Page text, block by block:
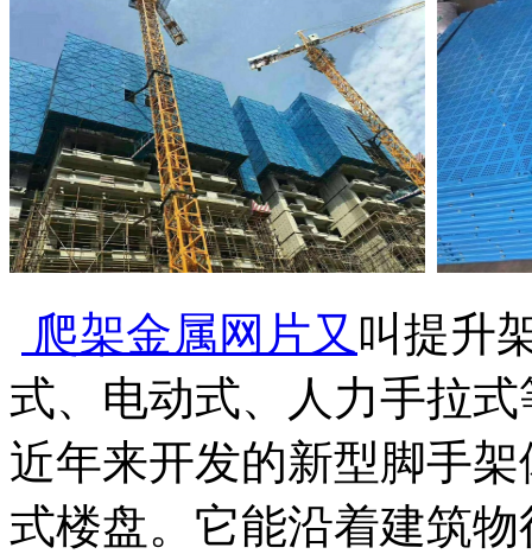
爬架金属网片又 叫提升
式、电动式、人力手拉
近年来开发的新型脚手
式楼盘。它能沿着建筑